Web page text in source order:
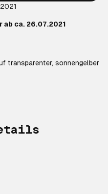
ca. 26.07.2021
transparenter, sonnengelber